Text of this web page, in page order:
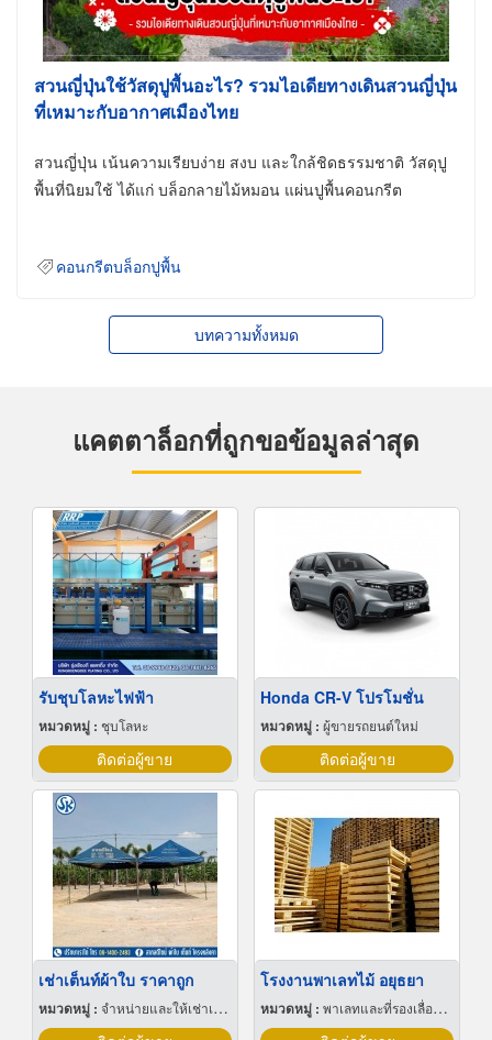
สวนญี่ปุ่นใช้วัสดุปูพื้นอะไร? รวมไอเดียทางเดินสวนญี่ปุ่น
ที่เหมาะกับอากาศเมืองไทย
สวนญี่ปุ่น เน้นความเรียบง่าย สงบ และใกล้ชิดธรรมชาติ วัสดุปู
พื้นที่นิยมใช้ ได้แก่ บล็อกลายไม้หมอน แผ่นปูพื้นคอนกรีต
คอนกรีตบล็อกปูพื้น
บทความทั้งหมด
แคตตาล็อกที่ถูกขอข้อมูลล่าสุด
รับชุบโลหะไฟฟ้า
หมวดหมู่ : ชุบโลหะ
ติดต่อผู้ขาย
Honda CR-V โปรโมชั่น
หมวดหมู่ : ผู้ขายรถยนต์ใหม่
ติดต่อผู้ขาย
เช่าเต็นท์ผ้าใบ ราคาถูก
หมวดหมู่ : จำหน่ายและให้เช่าเต็นท์
โรงงานพาเลทไม้ อยุธยา
หมวดหมู่ : พาเลทและที่รองเลื่อนกะบะ